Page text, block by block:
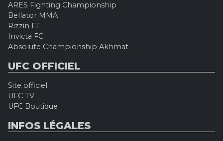
ARES Fighting Championship
Bellator MMA
Rizzin FF
Invicta FC
Absolute Championship Akhmat
UFC OFFICIEL
Site officiel
UFC TV
UFC Boutique
INFOS LÉGALES